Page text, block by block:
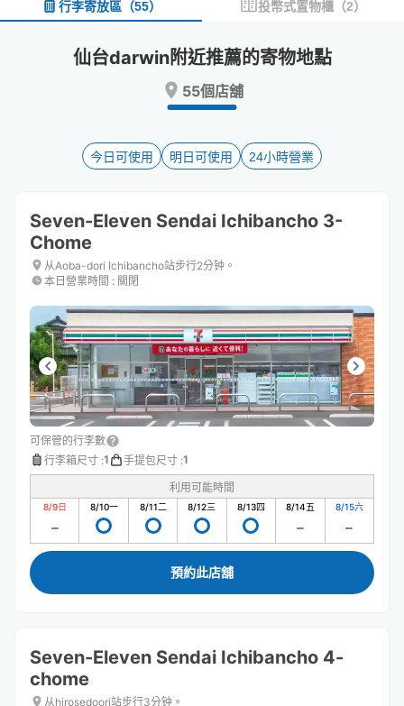
and
date.
keyboard
shortcuts
for
changing
and
date.
key
to
keyboard
for
changing
行李寄放區 （55） 投幣式置物櫃 （2）
仙台darwin附近推薦的寄物地點
55個店舖
今日可使用 明日可使用 24小時營業
Seven-Eleven Sendai Ichibancho 3-
Chome
从Aoba-dori Ichibancho站步行2分钟。
本日營業時間 : 關閉
可保管的行李數
行李箱尺寸 :1 手提包尺寸 :1
利用可能時間
8/9日 8/10一 8/11二 8/12三 8/13四 8/14五 8/15六
預約此店舖
Seven-Eleven Sendai Ichibancho 4-
chome
从hirosedoori站步行3分钟。